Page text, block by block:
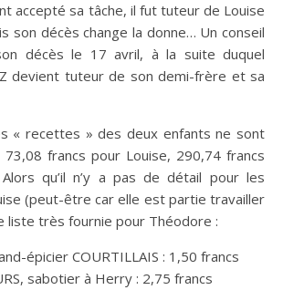
accepté sa tâche, il fut tuteur de Louise
son décès change la donne… Un conseil
décès le 17 avril, à la suite duquel
devient tuteur de son demi-frère et sa
« recettes » des deux enfants ne sont
francs pour Louise, 290,74 francs
qu’il n’y a pas de détail pour les
(peut-être car elle est partie travailler
liste très fournie pour Théodore :
épicier COURTILLAIS : 1,50 francs
sabotier à Herry : 2,75 francs